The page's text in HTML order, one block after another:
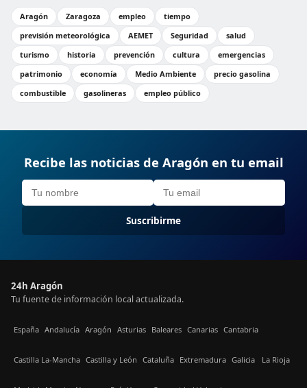
Aragón Zaragoza empleo
tiempo
previsión meteorológica
AEMET Seguridad
salud
turismo
historia prevención cultura
emergencias
patrimonio
economía Medio Ambiente
precio gasolina
combustible
gasolineras empleo público
Recibe las noticias de Aragón en tu email
Suscribirme
24h Aragón
Tu fuente de información local actualizada.
España Andalucía Aragón Asturias Baleares Canarias Cantabria
Castilla La-Mancha Castilla y León Cataluña Extremadura Galicia La Rioja